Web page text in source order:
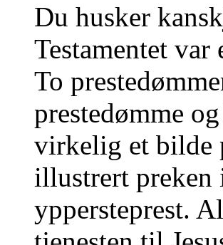
Du husker
Testamentet
To
prestedømme
virkelig et bilde
illustrert preken
yppersteprest.